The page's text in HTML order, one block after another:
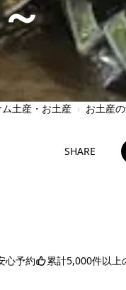
土産・お土産 › お土産
SHARE
心予約 累計5,000件以上